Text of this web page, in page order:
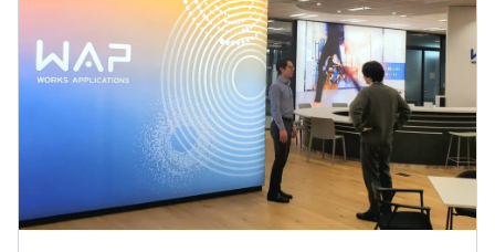
のづくりに没頭できる環境が あります。
資格取得支援制度があります。
原則リモート勤務です。
■賃金の決定方法：当社規定により決定いたします
■月給：約335,715円〜357,143円（固定残業代を含む）
・基本給：約253,342円〜269,512円
・固定残業代：45時間分、約82,373円〜87,631円
※45時間を超過した場合は別途残業手当を支給いたしま
※6月、12月に別途賞与として1回335,715円支給します。
※賞与は各年俸の基準額を記載しており、評価によって増
減します。
2年度前 採用者数0人 離職者数0人
3年度前 採用者数0人 離職者数0人
過去３年間の新卒採用者数の男女別人数
前年度 男性0人 女性0人
2年度前 男性0人 女性0人
3年度前 男性0人 女性0人